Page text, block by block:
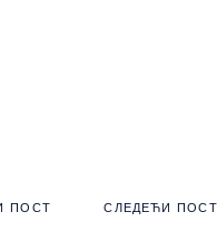
ПОСТ СЛЕДЕЋИ ПОСТ